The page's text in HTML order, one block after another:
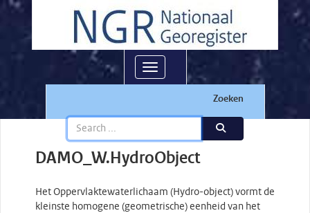
Toggle navigation
Zoeken
DAMO_W.HydroObject
Het Oppervlaktewaterlichaam (Hydro-object) vormt de
kleinste homogene (geometrische) eenheid van het